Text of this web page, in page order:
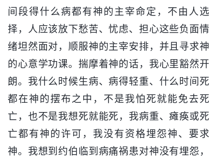
间段得什么病都有神的主宰命定，不由人选
择，人应该放下愁苦、忧虑、担心这些负面情
绪坦然面对，顺服神的主宰安排，并且寻求神
的心意学功课。揣摩着神的话，我心里豁然开
朗。我什么时候生病、病得轻重、什么时间死
都在神的摆布之中，不是我怕死就能免去死
亡，也不是我想死就能死，我病重、瘫痪或死
亡都有神的许可，我没有资格埋怨神、要求
神。我想到约伯临到病痛祸患对神没有埋怨，